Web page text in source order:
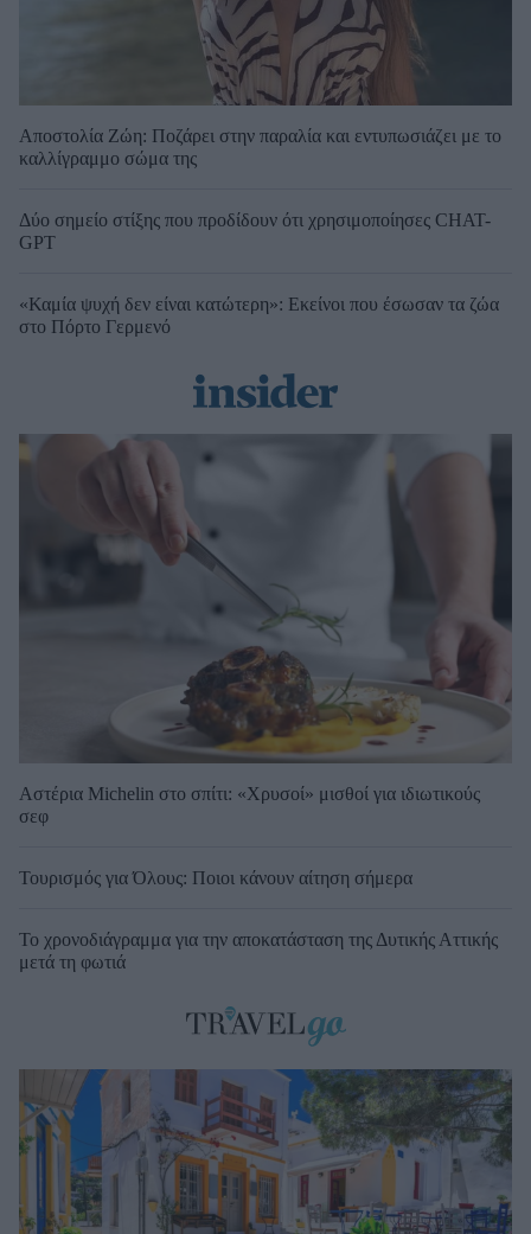
Αποστολία Ζώη: Ποζάρει στην παραλία και εντυπωσιάζει με το
καλλίγραμμο σώμα της
Δύο σημείο στίξης που προδίδουν ότι χρησιμοποίησες CHAT-
GPT
«Καμία ψυχή δεν είναι κατώτερη»: Εκείνοι που έσωσαν τα ζώα
στο Πόρτο Γερμενό
Αστέρια Michelin στο σπίτι: «Χρυσοί» μισθοί για ιδιωτικούς
σεφ
Τουρισμός για Όλους: Ποιοι κάνουν αίτηση σήμερα
Το χρονοδιάγραμμα για την αποκατάσταση της Δυτικής Αττικής
μετά τη φωτιά